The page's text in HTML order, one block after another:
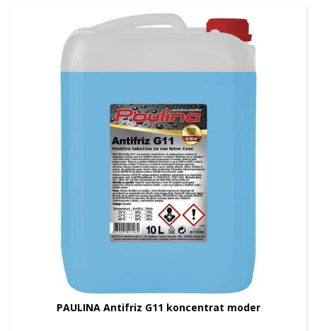
PAULINA Antifriz G11 koncentrat moder